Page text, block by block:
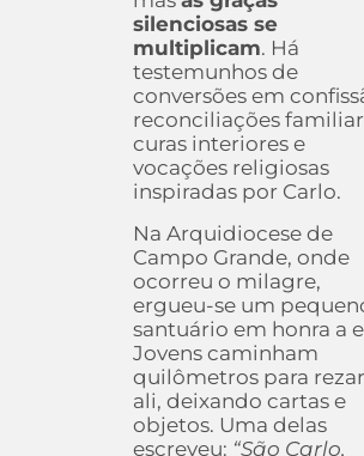
silenciosas se
multiplicam. Há
testemunhos de
conversões em
reconciliações
curas interiores e
vocações religiosas
inspiradas por Carlo.
Na Arquidiocese de
Campo Grande, onde
ocorreu o milagre,
ergueu-se um
santuário em honra a
Jovens caminham
quilômetros para rezar
ali, deixando cartas e
objetos. Uma delas
escreveu: “São Carlo,